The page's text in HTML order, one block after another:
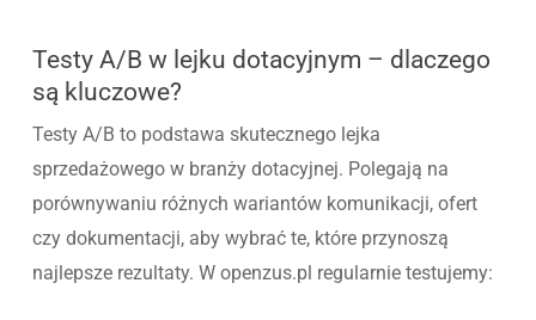
Testy A/B w lejku dotacyjnym – dlaczego
są kluczowe?
Testy A/B to podstawa skutecznego lejka
sprzedażowego w branży dotacyjnej. Polegają na
porównywaniu różnych wariantów komunikacji, ofert
czy dokumentacji, aby wybrać te, które przynoszą
najlepsze rezultaty. W openzus.pl regularnie testujemy: